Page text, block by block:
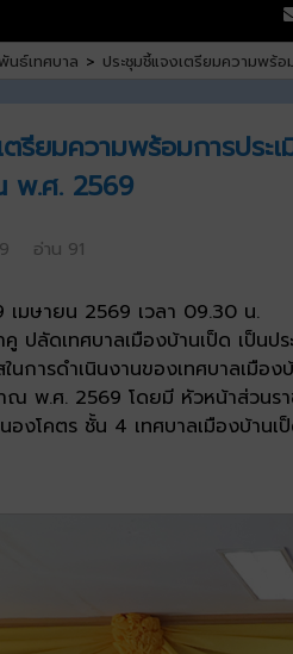
นธ์เทศบาล > ประชุมชี้แจงเตรียมความพร้
รียมความพร้อมการประ
พ.ศ. 2569
อ่าน 91
มษายน 2569 เวลา 09.30 น.
ปลัดเทศบาลเมืองบ้านเป็ด เป็นป
สในการดำเนินงานของเทศบาลเ
ณ พ.ศ. 2569 โดยมี หัวหน้าส่วนรา
งโคตร ชั้น 4 เทศบาลเมืองบ้านเ